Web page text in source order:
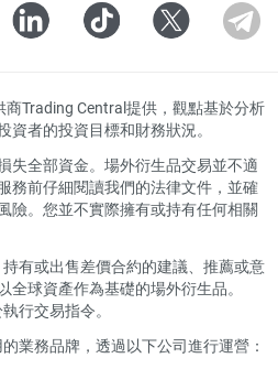
Trading Central提供，觀點基於分析
者的投資目標和財務狀況。
失全部資金。場外衍生品交易並不適
務前仔細閱讀我們的法律文件，並確
險。您並不實際擁有或持有任何相關
有或出售差價合約的建議、推薦或意
全球資產作為基礎的場外衍生品。
行交易指令。
業務品牌，透過以下公司進行運營：